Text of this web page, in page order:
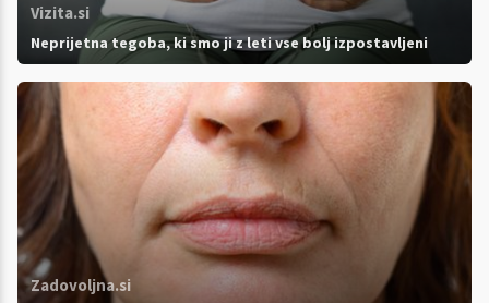
Vizita.si
Neprijetna tegoba, ki smo ji z leti vse bolj izpostavljeni
Zadovoljna.si